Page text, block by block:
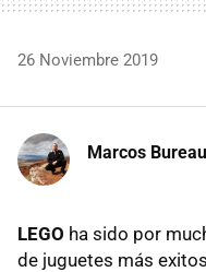
26 Noviembre 2019
Marcos Bureau
LEGO ha sido por
de juguetes más